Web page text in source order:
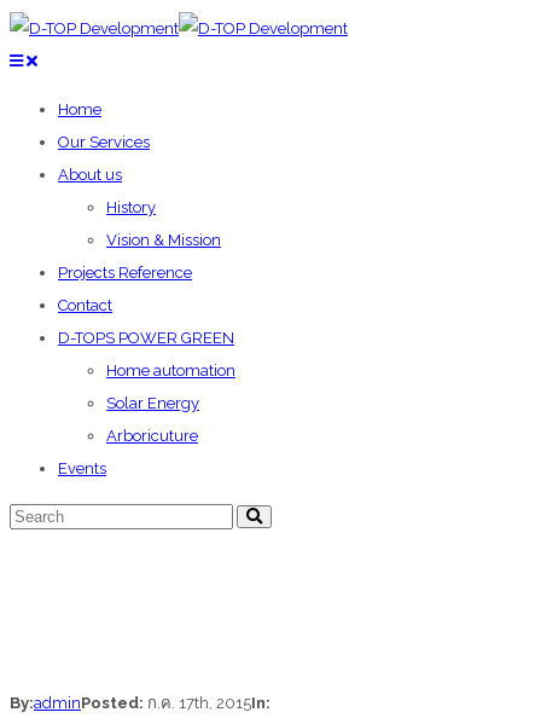
Home
Our Services
About us
History
Vision & Mission
Projects Reference
Contact
D-TOPS POWER GREEN
Home automation
Solar Energy
Arboricuture
Events
By:adminPosted: ก.ค. 17th, 2015In: